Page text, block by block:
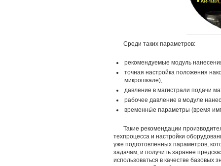
Среди таких параметров:
рекомендуемые модуль
точная настройка положения
микрошкале),
давление в магистрали подачи
рабочее давление в модуле
временны́е параметры (время
Такие рекомендации
техпроцесса и настройки
уже подготовленных параметров,
задачам, и получить заранее
использоваться в качестве базовых